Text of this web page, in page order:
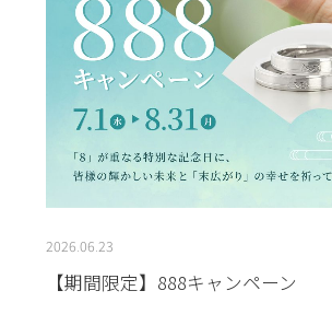
2026.06.23
【期間限定】888キャンペーン